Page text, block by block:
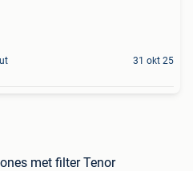
31 okt 25
met filter Tenor